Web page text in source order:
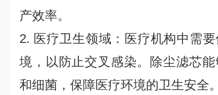
产效率。
2. 医疗卫生领域：医疗机构中需
境，以防止交叉感染。除尘滤芯
和细菌，保障医疗环境的卫生安全